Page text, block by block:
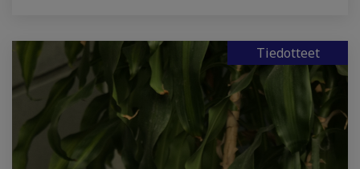
Tiedotteet